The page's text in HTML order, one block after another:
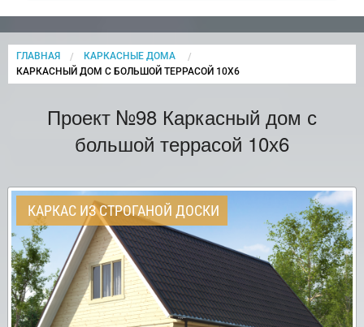
ГЛАВНАЯ
КАРКАСНЫЕ ДОМА
CURRENT:
КАРКАСНЫЙ ДОМ С БОЛЬШОЙ ТЕРРАСОЙ 10Х6
Проект №98 Каркасный дом с
большой террасой 10х6
КАРКАС ИЗ СТРОГАНОЙ ДОСКИ